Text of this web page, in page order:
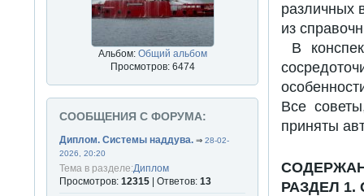
различных
из
В
Все
приняты
РАЗДЕЛ
Альбом: Общий альбом
Просмотров: 6474
СООБЩЕНИЯ С ФОРУМА:
Диплом. Системы наддува. ⇒28-02-
2026, 20:20
Тема в разделе:Диплом
Просмотров:12315 | Ответов:13